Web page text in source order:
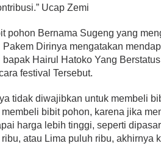
Ucap Zemi
pohon Bernama Sugeng yang
Pakem Dirinya mengatakan
bapak Hairul Hatoko Yang
festival Tersebut.
tidak diwajibkan untuk membeli
bibit pohon, karena jika
harga lebih tinggi, seperti
atau Lima puluh ribu, akhirnya